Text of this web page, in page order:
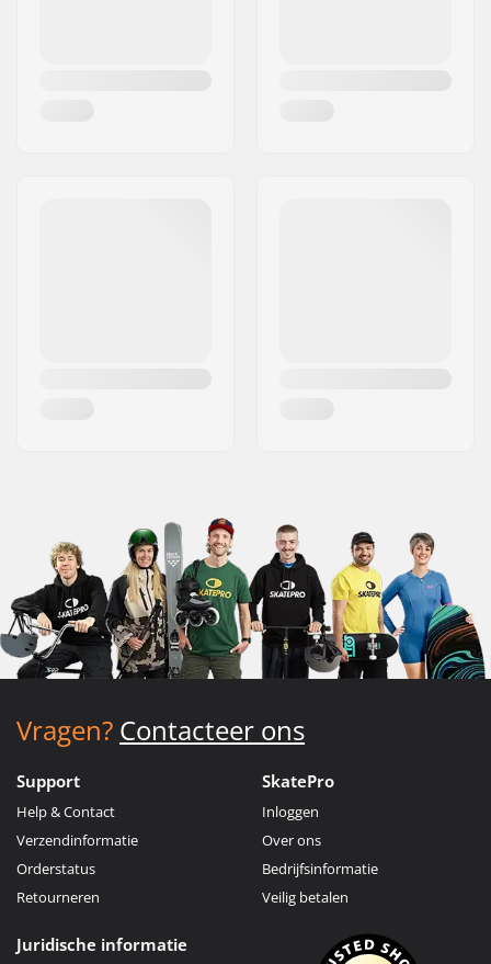
Vragen? Contacteer ons
Support
Help & Contact
Verzendinformatie
Orderstatus
Retourneren
SkatePro
Inloggen
Over ons
Bedrijfsinformatie
Veilig betalen
Juridische informatie